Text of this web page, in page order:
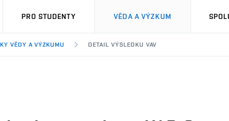
PRO STUDENTY VĚDA A VÝZKUM
VĚDY A VÝZKUMU DETAIL VÝSLEDKU VAV